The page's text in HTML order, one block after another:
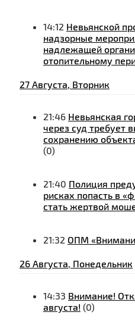
14:12 Невьянской
надзорные
надлежащей
отопительному
27 Августа, Вторник
21:46 Невьянская
через суд требует
сохранению
(0)
21:40 Полиция
рисках попасть в
стать жертвой
21:32 ОПМ
26 Августа, Понедельник
14:33 Внимание!
августа! (0)